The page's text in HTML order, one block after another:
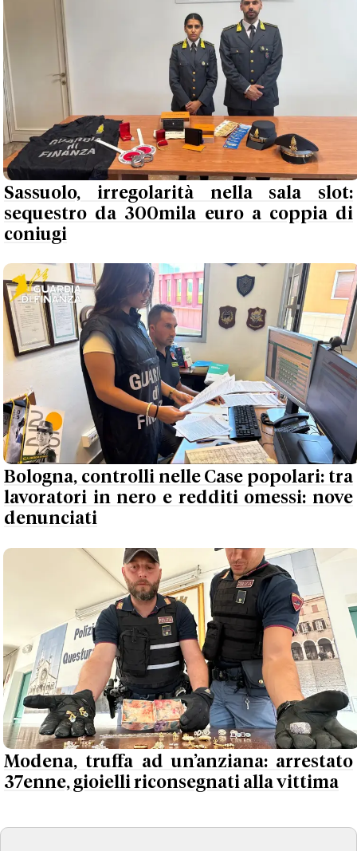
Sassuolo, irregolarità nella sala slot:
sequestro da 300mila euro a coppia di
coniugi
Bologna, controlli nelle Case popolari: tra
lavoratori in nero e redditi omessi: nove
denunciati
Modena, truffa ad un’anziana: arrestato
37enne, gioielli riconsegnati alla vittima